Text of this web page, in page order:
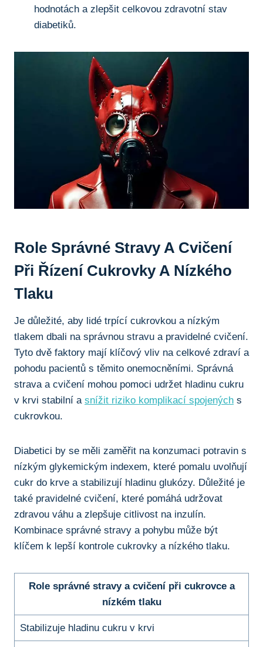
hodnotách a zlepšit celkovou zdravotní stav
diabetiků.
Role Správné Stravy A Cvičení
Při Řízení Cukrovky A Nízkého
Tlaku
Je důležité, aby lidé trpící cukrovkou a nízkým
tlakem dbali na správnou stravu a pravidelné cvičení.
Tyto dvě faktory mají klíčový vliv na celkové zdraví a
pohodu pacientů s těmito onemocněními. Správná
strava a cvičení mohou pomoci udržet hladinu cukru
v krvi stabilní a snížit riziko komplikací spojených s
cukrovkou.
Diabetici by se měli zaměřit na konzumaci potravin s
nízkým glykemickým indexem, které pomalu uvolňují
cukr do krve a stabilizují hladinu glukózy. Důležité je
také pravidelné cvičení, které pomáhá udržovat
zdravou váhu a zlepšuje citlivost na inzulín.
Kombinace správné stravy a pohybu může být
klíčem k lepší kontrole cukrovky a nízkého tlaku.
Role správné stravy a cvičení při cukrovce a
nízkém tlaku
Stabilizuje hladinu cukru v krvi